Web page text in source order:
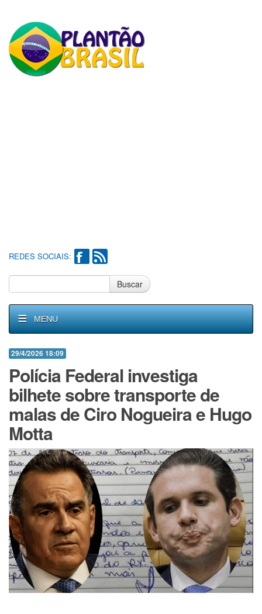
REDES SOCIAIS:
Buscar
MENU
29/4/2026 18:09
Polícia Federal investiga
bilhete sobre transporte de
malas de Ciro Nogueira e Hugo
Motta